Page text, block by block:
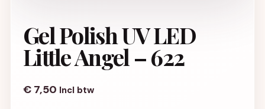
Gel Polish UV LED
Little Angel – 622
€ 7,50 Incl btw